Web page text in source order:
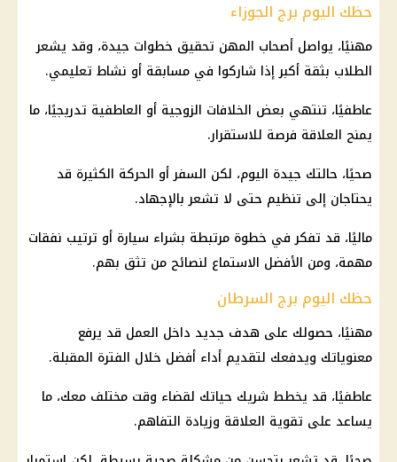
حظك اليوم برج الجوزاء
مهنيًا، يواصل أصحاب المهن تحقيق خطوات جيدة، وقد يشعر
الطلاب بثقة أكبر إذا شاركوا في مسابقة أو نشاط تعليمي.
عاطفيًا، تنتهي بعض الخلافات الزوجية أو العاطفية تدريجيًا، ما
يمنح العلاقة فرصة للاستقرار.
صحيًا، حالتك جيدة اليوم، لكن السفر أو الحركة الكثيرة قد
يحتاجان إلى تنظيم حتى لا تشعر بالإجهاد.
ماليًا، قد تفكر في خطوة مرتبطة بشراء سيارة أو ترتيب نفقات
مهمة، ومن الأفضل الاستماع لنصائح من تثق بهم.
حظك اليوم برج السرطان
مهنيًا، حصولك على هدف جديد داخل العمل قد يرفع
معنوياتك ويدفعك لتقديم أداء أفضل خلال الفترة المقبلة.
عاطفيًا، قد يخطط شريك حياتك لقضاء وقت مختلف معك، ما
يساعد على تقوية العلاقة وزيادة التفاهم.